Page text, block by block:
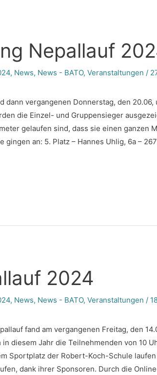
Nepallauf
, News, News - BATO,Veranstaltungen /
dann vergangenen Donnerstag, den 20.06,
die Einzel- und Gruppensieger
gelaufen sind, dass sie einen ganzen
an: 5. Platz – Hannes Uhlig, 6a –
2024
, News, News - BATO,Veranstaltungen /
fand am vergangenen Freitag, den
diesem Jahr die Teilnehmenden von 10
Sportplatz der Robert-Koch-Schule
dank ihrer Sponsoren. Durch die